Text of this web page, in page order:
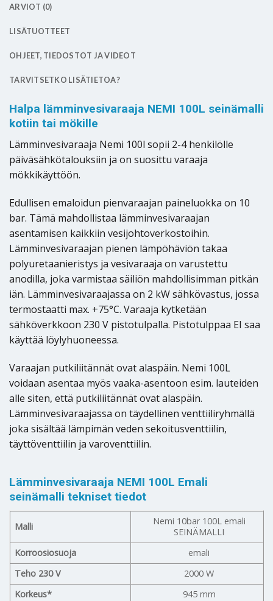
ARVIOT (0)
LISÄTUOTTEET
OHJEET, TIEDOSTOT JA VIDEOT
TARVITSETKO LISÄTIETOA?
Halpa lämminvesivaraaja NEMI 100L seinämalli
kotiin tai mökille
Lämminvesivaraaja Nemi 100l sopii 2-4 henkilölle
päiväsähkötalouksiin ja on suosittu varaaja
mökkikäyttöön.
Edullisen emaloidun pienvaraajan paineluokka on 10
bar. Tämä mahdollistaa lämminvesivaraajan
asentamisen kaikkiin vesijohtoverkostoihin.
Lämminvesivaraajan pienen lämpöhäviön takaa
polyuretaanieristys ja vesivaraaja on varustettu
anodilla, joka varmistaa säiliön mahdollisimman pitkän
iän. Lämminvesivaraajassa on 2 kW sähkövastus, jossa
termostaatti max. +75°C. Varaaja kytketään
sähköverkkoon 230 V pistotulpalla. Pistotulppaa EI saa
käyttää löylyhuoneessa.
Varaajan putkiliitännät ovat alaspäin. Nemi 100L
voidaan asentaa myös vaaka-asentoon esim. lauteiden
alle siten, että putkiliitännät ovat alaspäin.
Lämminvesivaraajassa on täydellinen venttiiliryhmällä
joka sisältää lämpimän veden sekoitusventtiilin,
täyttöventtiilin ja varoventtiilin.
Lämminvesivaraaja NEMI 100L Emali
seinämalli tekniset tiedot
Malli
Nemi 10bar 100L emali
SEINÄMALLI
Korroosiosuoja
emali
Teho 230 V
2000 W
Korkeus*
945 mm